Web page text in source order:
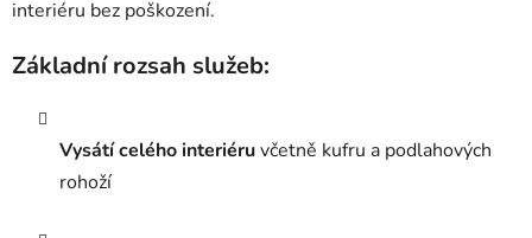
interiéru bez poškození.
Základní rozsah služeb:
Vysátí celého interiéruvčetně kufru a podlahových
rohoží